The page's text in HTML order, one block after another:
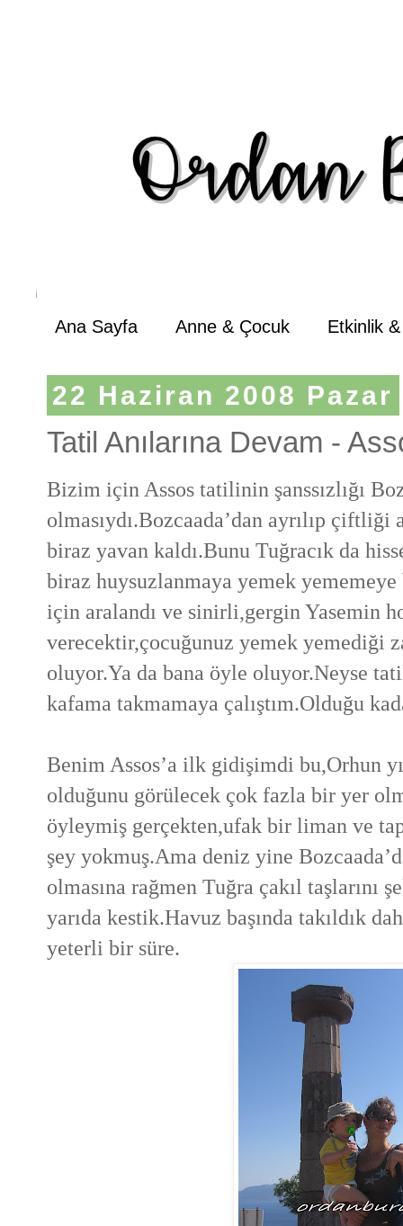
Ana Sayfa Anne & Çocuk Etkinlik
22 Haziran 2008 Pazar
Tatil Anılarına Devam -
Bizim için Assos tatilinin şanssızlığı
olmasıydı.Bozcaada’dan ayrılıp çiftliği
biraz yavan kaldı.Bunu Tuğracık da
biraz huysuzlanmaya yemek yememeye
için aralandı ve sinirli,gergin Yasemin
verecektir,çocuğunuz yemek yemediği
oluyor.Ya da bana öyle oluyor.Neyse
kafama takmamaya çalıştım.Olduğu
Benim Assos’a ilk gidişimdi bu,Orhun
olduğunu görülecek çok fazla bir yer
öyleymiş gerçekten,ufak bir liman ve
şey yokmuş.Ama deniz yine
olmasına rağmen Tuğra çakıl taşlarını
yarıda kestik.Havuz başında takıldık
yeterli bir süre.